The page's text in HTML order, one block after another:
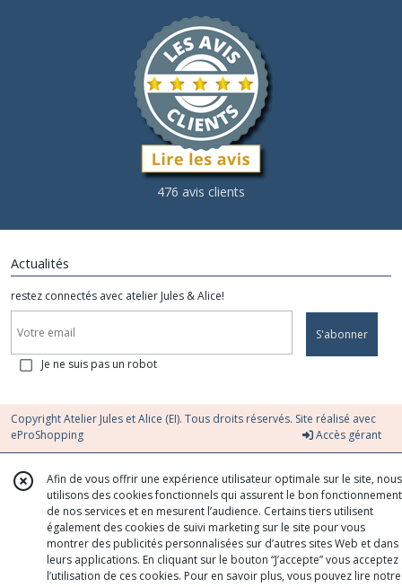
476 avis clients
Actualités
restez connectés avec atelier Jules & Alice!
S'abonner
Je ne suis pas un robot
Copyright Atelier Jules et Alice (EI). Tous droits réservés. Site réalisé avec
eProShopping
Accès gérant
Afin de vous offrir une expérience utilisateur optimale sur le site, nous
utilisons des cookies fonctionnels qui assurent le bon fonctionnement
de nos services et en mesurent l’audience. Certains tiers utilisent
également des cookies de suivi marketing sur le site pour vous
montrer des publicités personnalisées sur d’autres sites Web et dans
leurs applications. En cliquant sur le bouton “J’accepte” vous acceptez
l’utilisation de ces cookies. Pour en savoir plus, vous pouvez lire notre